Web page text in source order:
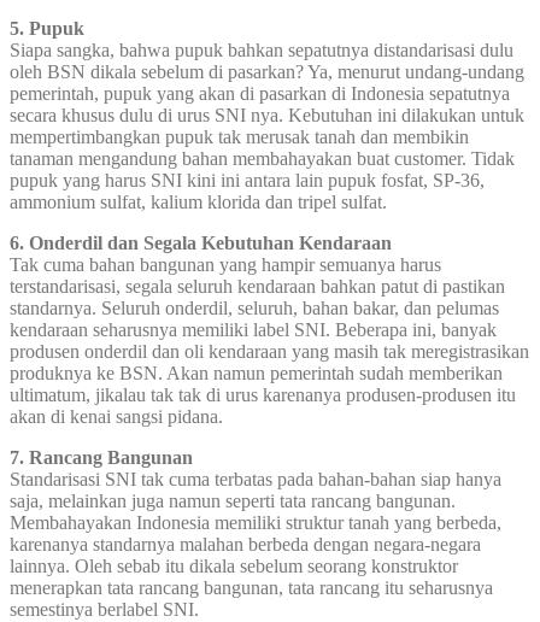
5. Pupuk
Siapa sangka, bahwa pupuk bahkan sepatutnya distandarisasi dulu
oleh BSN dikala sebelum di pasarkan? Ya, menurut undang-undang
pemerintah, pupuk yang akan di pasarkan di Indonesia sepatutnya
secara khusus dulu di urus SNI nya. Kebutuhan ini dilakukan untuk
mempertimbangkan pupuk tak merusak tanah dan membikin
tanaman mengandung bahan membahayakan buat customer. Tidak
pupuk yang harus SNI kini ini antara lain pupuk fosfat, SP-36,
ammonium sulfat, kalium klorida dan tripel sulfat.
6. Onderdil dan Segala Kebutuhan Kendaraan
Tak cuma bahan bangunan yang hampir semuanya harus
terstandarisasi, segala seluruh kendaraan bahkan patut di pastikan
standarnya. Seluruh onderdil, seluruh, bahan bakar, dan pelumas
kendaraan seharusnya memiliki label SNI. Beberapa ini, banyak
produsen onderdil dan oli kendaraan yang masih tak meregistrasikan
produknya ke BSN. Akan namun pemerintah sudah memberikan
ultimatum, jikalau tak tak di urus karenanya produsen-produsen itu
akan di kenai sangsi pidana.
7. Rancang Bangunan
Standarisasi SNI tak cuma terbatas pada bahan-bahan siap hanya
saja, melainkan juga namun seperti tata rancang bangunan.
Membahayakan Indonesia memiliki struktur tanah yang berbeda,
karenanya standarnya malahan berbeda dengan negara-negara
lainnya. Oleh sebab itu dikala sebelum seorang konstruktor
menerapkan tata rancang bangunan, tata rancang itu seharusnya
semestinya berlabel SNI.